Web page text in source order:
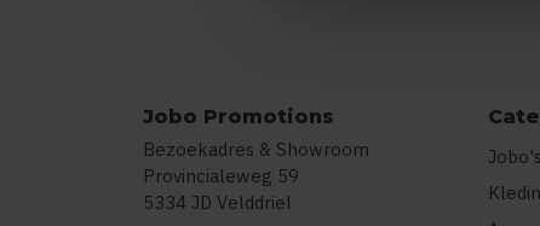
Jobo Promotions
Bezoekadres & Showroom
Provincialeweg 59
5334 JD Velddriel